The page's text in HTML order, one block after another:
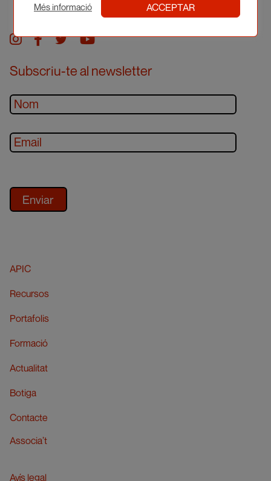
Instagram
facebook
twitteryoutube
Subscriu-te al newsletter
APIC
Recursos
Portafolis
Formació
Actualitat
Botiga
Contacte
Associa’t
Avís legal
Més informació ACCEPTAR